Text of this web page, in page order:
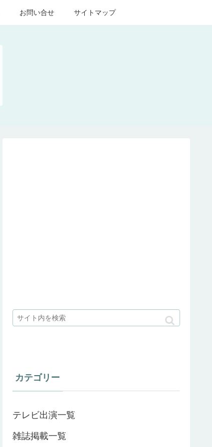
お問い合せ サイトマップ
カテゴリー
テレビ出演一覧
雑誌掲載一覧